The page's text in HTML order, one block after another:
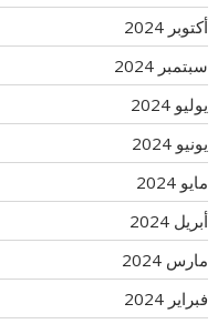
أكتوبر 2024
سبتمبر 2024
يوليو 2024
يونيو 2024
مايو 2024
أبريل 2024
مارس 2024
فبراير 2024